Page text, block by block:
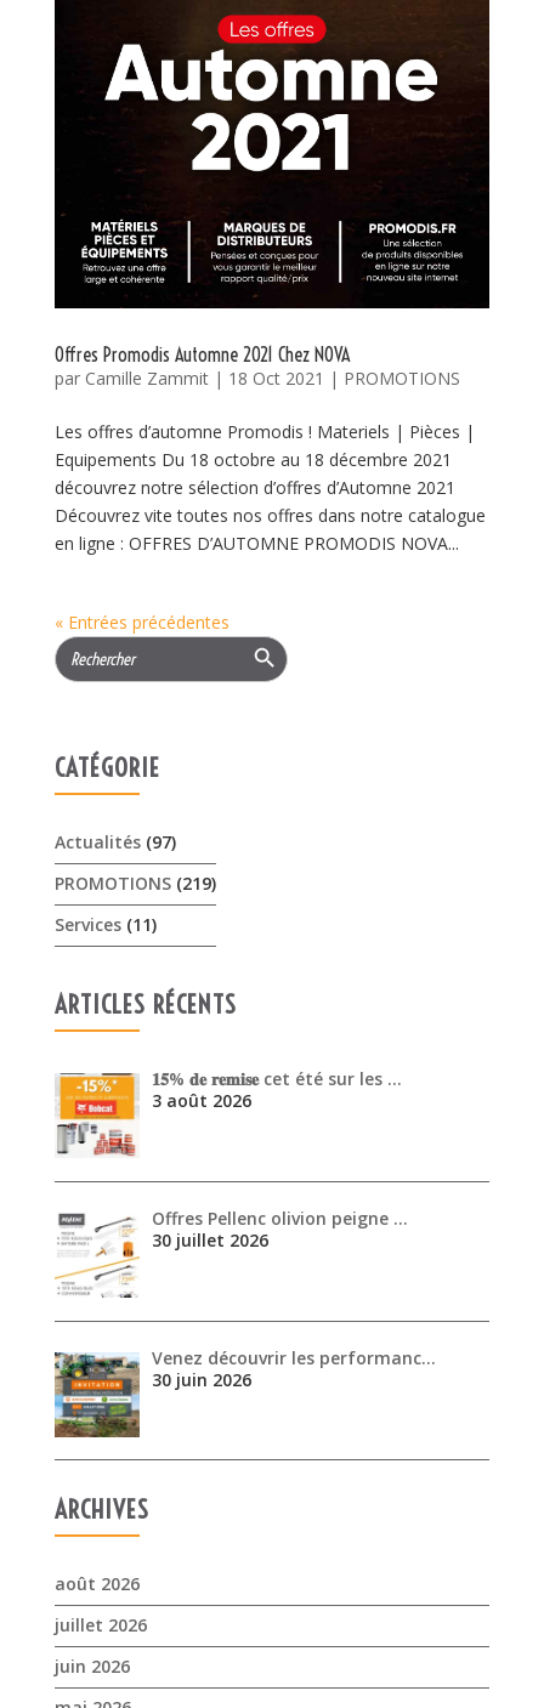
Offres Promodis Automne 2021 Chez NOVA
par Camille Zammit| 18 Oct 2021 | PROMOTIONS
Les offres d’automne Promodis ! Materiels | Pièces |
Equipements Du 18 octobre au 18 décembre 2021
découvrez notre sélection d’offres d’Automne 2021
Découvrez vite toutes nos offres dans notre catalogue
en ligne : OFFRES D’AUTOMNE PROMODIS NOVA...
« Entrées précédentes
Search
for:
Search Button
CATÉGORIE
Actualités(97)
PROMOTIONS(219)
Services(11)
ARTICLES RÉCENTS
𝟏𝟓% 𝐝𝐞 𝐫𝐞𝐦𝐢𝐬𝐞 cet été sur les …
3 août 2026
Offres Pellenc olivion peigne …
30 juillet 2026
Venez découvrir les performanc…
30 juin 2026
ARCHIVES
août 2026
juillet 2026
juin 2026